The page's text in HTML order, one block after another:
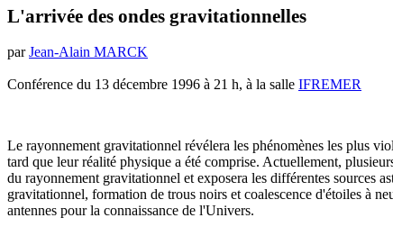
L'arrivée des ondes gravitationnelles
parJean-Alain MARCK
Conférence du 13 décembre 1996 à 21 h, à la salle IFREMER
Le rayonnement gravitationnel révélera les phénomènes les plus
tard que leur réalité physique a été comprise. Actuellement,
du rayonnement gravitationnel et exposera les différentes sources
gravitationnel, formation de trous noirs et coalescence d'étoiles à
antennes pour la connaissance de l'Univers.